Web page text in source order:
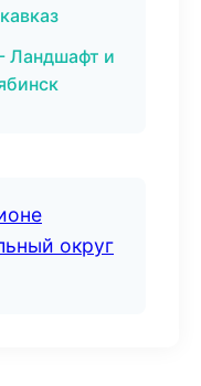
Ландшафт и
округ